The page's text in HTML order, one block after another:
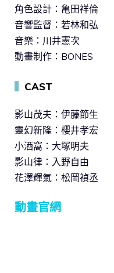
角色設計：亀田祥倫
音響監督：若林和弘
音樂：川井憲次
動畫制作：BONES
CAST
影山茂夫：伊藤節生
靈幻新隆：櫻井孝宏
小酒窩：大塚明夫
影山律：入野自由
花澤輝氣：松岡禎丞
動畫官網